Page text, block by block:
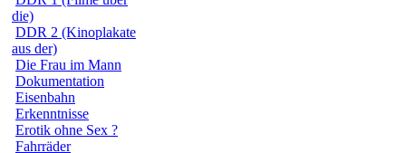
die)
DDR 2 (Kinoplakate
aus der)
Die Frau im Mann
Dokumentation
Eisenbahn
Erkenntnisse
Erotik ohne Sex ?
Fahrräder